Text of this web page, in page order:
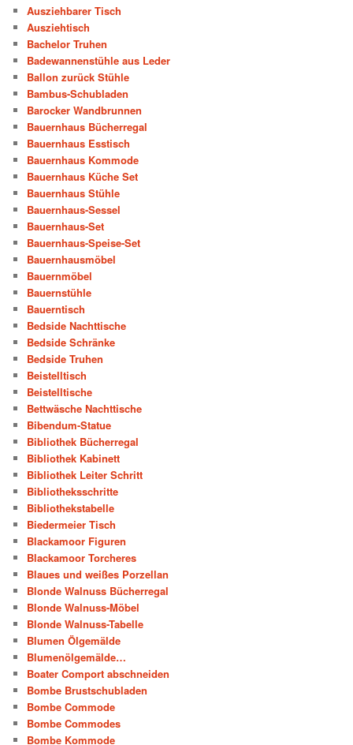
Ausziehbarer Tisch
Ausziehtisch
Bachelor Truhen
Badewannenstühle aus Leder
Ballon zurück Stühle
Bambus-Schubladen
Barocker Wandbrunnen
Bauernhaus Bücherregal
Bauernhaus Esstisch
Bauernhaus Kommode
Bauernhaus Küche Set
Bauernhaus Stühle
Bauernhaus-Sessel
Bauernhaus-Set
Bauernhaus-Speise-Set
Bauernhausmöbel
Bauernmöbel
Bauernstühle
Bauerntisch
Bedside Nachttische
Bedside Schränke
Bedside Truhen
Beistelltisch
Beistelltische
Bettwäsche Nachttische
Bibendum-Statue
Bibliothek Bücherregal
Bibliothek Kabinett
Bibliothek Leiter Schritt
Bibliotheksschritte
Bibliothekstabelle
Biedermeier Tisch
Blackamoor Figuren
Blackamoor Torcheres
Blaues und weißes Porzellan
Blonde Walnuss Bücherregal
Blonde Walnuss-Möbel
Blonde Walnuss-Tabelle
Blumen Ölgemälde
Blumenölgemälde…
Boater Comport abschneiden
Bombe Brustschubladen
Bombe Commode
Bombe Commodes
Bombe Kommode